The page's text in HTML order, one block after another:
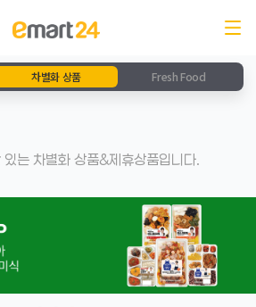
차별화 상품 Fresh Food
는 차별화 상품&제휴상품입니다.